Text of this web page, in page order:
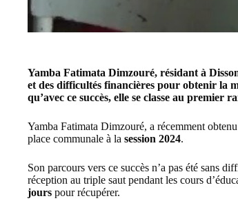
Yamba Fatimata Dimzouré, résidant à
et des difficultés financières pour obtenir la
qu’avec ce succès, elle se classe au premier
Yamba Fatimata Dimzouré, a récemment
place communale à la session 2024.
Son parcours vers ce succès n’a pas été sans
réception au triple saut pendant les cours
jours pour récupérer.